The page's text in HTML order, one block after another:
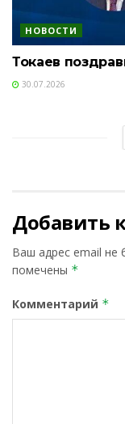
НОВОСТИ
Токаев
30.07.2026
Добавить
Ваш адрес email не
помечены *
Комментарий *